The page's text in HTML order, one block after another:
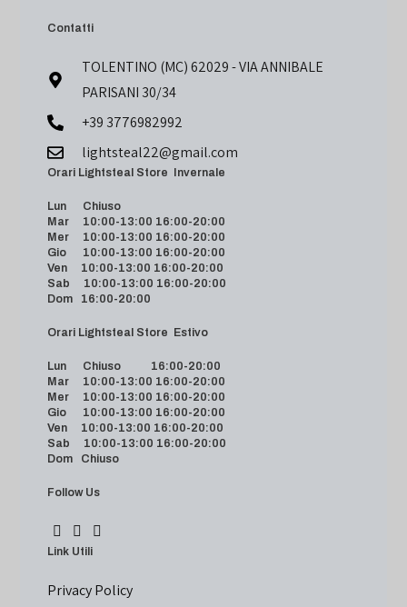
Contatti
TOLENTINO (MC) 62029 - VIA ANNIBALE
PARISANI 30/34
+39 3776982992
lightsteal22@gmail.com
Orari Lightsteal Store Invernale
Lun Chiuso
Mar 10:00-13:00 16:00-20:00
Mer 10:00-13:00 16:00-20:00
Gio 10:00-13:00 16:00-20:00
Ven 10:00-13:00 16:00-20:00
Sab 10:00-13:00 16:00-20:00
Dom 16:00-20:00
Orari Lightsteal Store Estivo
Lun Chiuso 16:00-20:00
Mar 10:00-13:00 16:00-20:00
Mer 10:00-13:00 16:00-20:00
Gio 10:00-13:00 16:00-20:00
Ven 10:00-13:00 16:00-20:00
Sab 10:00-13:00 16:00-20:00
Dom Chiuso
Follow Us
Link Utili
Privacy Policy